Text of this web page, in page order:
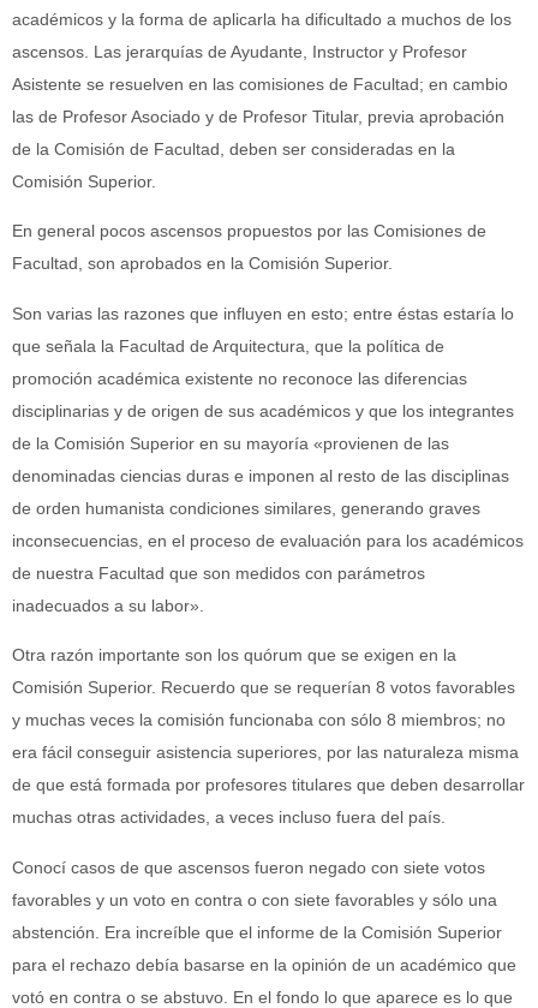
académicos y la forma de aplicarla ha dificultado a muchos de los
ascensos. Las jerarquías de Ayudante, Instructor y Profesor
Asistente se resuelven en las comisiones de Facultad; en cambio
las de Profesor Asociado y de Profesor Titular, previa aprobación
de la Comisión de Facultad, deben ser consideradas en la
Comisión Superior.
En general pocos ascensos propuestos por las Comisiones de
Facultad, son aprobados en la Comisión Superior.
Son varias las razones que influyen en esto; entre éstas estaría lo
que señala la Facultad de Arquitectura, que la política de
promoción académica existente no reconoce las diferencias
disciplinarias y de origen de sus académicos y que los integrantes
de la Comisión Superior en su mayoría «provienen de las
denominadas ciencias duras e imponen al resto de las disciplinas
de orden humanista condiciones similares, generando graves
inconsecuencias, en el proceso de evaluación para los académicos
de nuestra Facultad que son medidos con parámetros
inadecuados a su labor».
Otra razón importante son los quórum que se exigen en la
Comisión Superior. Recuerdo que se requerían 8 votos favorables
y muchas veces la comisión funcionaba con sólo 8 miembros; no
era fácil conseguir asistencia superiores, por las naturaleza misma
de que está formada por profesores titulares que deben desarrollar
muchas otras actividades, a veces incluso fuera del país.
Conocí casos de que ascensos fueron negado con siete votos
favorables y un voto en contra o con siete favorables y sólo una
abstención. Era increíble que el informe de la Comisión Superior
para el rechazo debía basarse en la opinión de un académico que
votó en contra o se abstuvo. En el fondo lo que aparece es lo que